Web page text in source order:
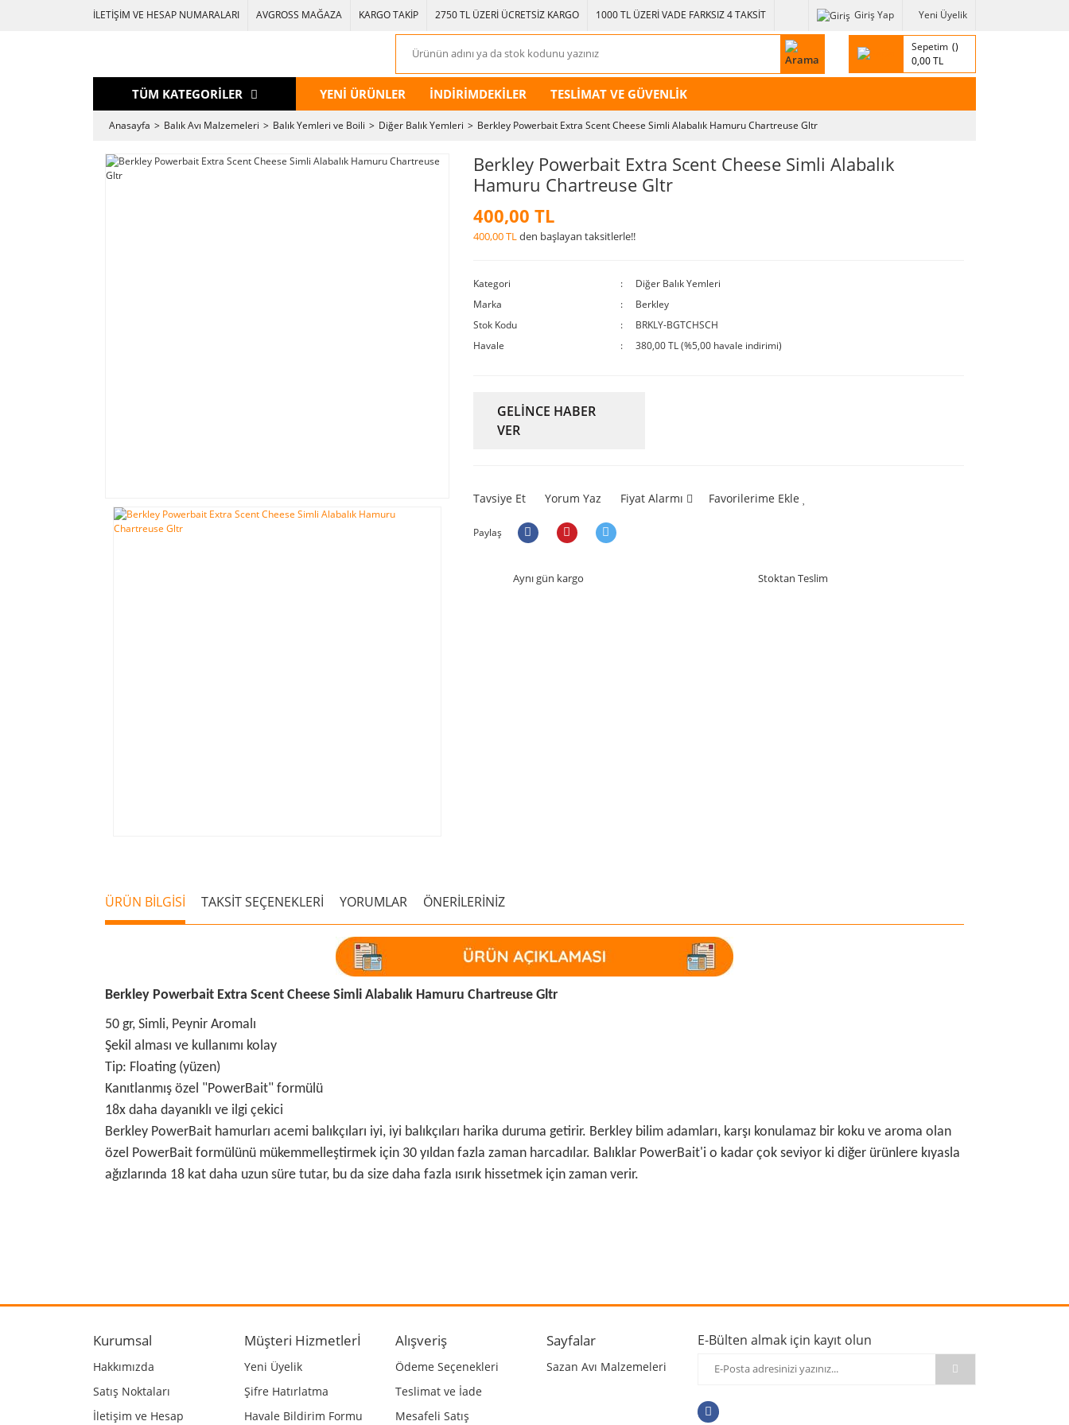
İLETİŞİM VE HESAP NUMARALARI AVGROSS MAĞAZA KARGO TAKİP 2750 TL ÜZERİ ÜCRETSİZ KARGO 1000 TL ÜZERİ VADE FARKSIZ 4 TAKSİT Giriş Yap Yeni Üyelik
Sepetim
0,00 TL
TÜM KATEGORİLER YENİ ÜRÜNLER İNDİRİMDEKİLER TESLİMAT VE GÜVENLİK
Anasayfa Balık Avı Malzemeleri Balık Yemleri ve Boili Diğer Balık Yemleri Berkley Powerbait Extra Scent Cheese Simli Alabalık Hamuru Chartreuse Gltr
Berkley Powerbait Extra Scent Cheese Simli Alabalık
Hamuru Chartreuse Gltr
400,00 TL
400,00 TLden başlayan taksitlerle!!
Kategori
Diğer Balık Yemleri
Marka
Berkley
Stok Kodu
BRKLY-BGTCHSCH
Havale
380,00 TL (%5,00 havale indirimi)
GELİNCE HABER
VER
Tavsiye Et Yorum Yaz Fiyat Alarmı Favorilerime Ekle
Paylaş
Aynı gün kargo Stoktan Teslim
ÜRÜN BİLGİSİ TAKSİT SEÇENEKLERİ YORUMLAR ÖNERİLERİNİZ
Berkley Powerbait Extra Scent Cheese Simli Alabalık Hamuru Chartreuse Gltr
50 gr, Simli, Peynir Aromalı
Şekil alması ve kullanımı kolay
Tip: Floating (yüzen)
Kanıtlanmış özel "PowerBait" formülü
18x daha dayanıklı ve ilgi çekici
Berkley PowerBait hamurları acemi balıkçıları iyi, iyi balıkçıları harika duruma getirir. Berkley bilim adamları, karşı konulamaz bir koku ve aroma olan
özel PowerBait formülünü mükemmelleştirmek için 30 yıldan fazla zaman harcadılar. Balıklar PowerBait'i o kadar çok seviyor ki diğer ürünlere kıyasla
ağızlarında 18 kat daha uzun süre tutar, bu da size daha fazla ısırık hissetmek için zaman verir.
Ürün resmi kalitesiz, bozuk veya görüntülenemiyor.
Ürün bilgilerinde hatalar bulunuyor.
Ürün fiyatı diğer sitelerden daha pahalı.
Bu ürüne benzer farklı alternatifler olmalı.
Kurumsal
Hakkımızda
Satış Noktaları
İletişim ve Hesap
Müşteri Hizmetlerİ
Yeni Üyelik
Şifre Hatırlatma
Havale Bildirim Formu
Alışveriş
Ödeme Seçenekleri
Teslimat ve İade
Mesafeli Satış
Sayfalar
Sazan Avı Malzemeleri
E-Bülten almak için kayıt olun